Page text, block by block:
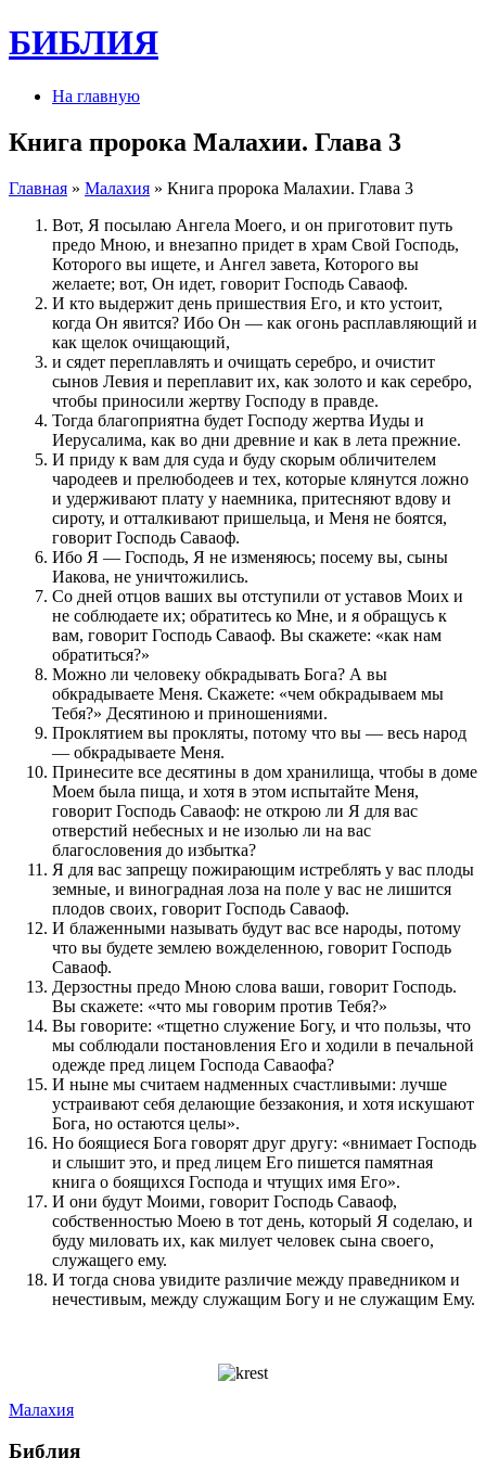
БИБЛИЯ
На главную
Книга пророка Малахии. Глава 3
Главная » Малахия » Книга пророка Малахии. Глава 3
Вот, Я посылаю Ангела Моего, и он приготовит путь
предо Мною, и внезапно придет в храм Свой Господь,
Которого вы ищете, и Ангел завета, Которого вы
желаете; вот, Он идет, говорит Господь Саваоф.
И кто выдержит день пришествия Его, и кто устоит,
когда Он явится? Ибо Он — как огонь расплавляющий и
как щелок очищающий,
и сядет переплавлять и очищать серебро, и очистит
сынов Левия и переплавит их, как золото и как серебро,
чтобы приносили жертву Господу в правде.
Тогда благоприятна будет Господу жертва Иуды и
Иерусалима, как во дни древние и как в лета прежние.
И приду к вам для суда и буду скорым обличителем
чародеев и прелюбодеев и тех, которые клянутся ложно
и удерживают плату у наемника, притесняют вдову и
сироту, и отталкивают пришельца, и Меня не боятся,
говорит Господь Саваоф.
Ибо Я — Господь, Я не изменяюсь; посему вы, сыны
Иакова, не уничтожились.
Со дней отцов ваших вы отступили от уставов Моих и
не соблюдаете их; обратитесь ко Мне, и я обращусь к
вам, говорит Господь Саваоф. Вы скажете: «как нам
обратиться?»
Можно ли человеку обкрадывать Бога? А вы
обкрадываете Меня. Скажете: «чем обкрадываем мы
Тебя?» Десятиною и приношениями.
Проклятием вы прокляты, потому что вы — весь народ
— обкрадываете Меня.
Принесите все десятины в дом хранилища, чтобы в доме
Моем была пища, и хотя в этом испытайте Меня,
говорит Господь Саваоф: не открою ли Я для вас
отверстий небесных и не изолью ли на вас
благословения до избытка?
Я для вас запрещу пожирающим истреблять у вас плоды
земные, и виноградная лоза на поле у вас не лишится
плодов своих, говорит Господь Саваоф.
И блаженными называть будут вас все народы, потому
что вы будете землею вожделенною, говорит Господь
Саваоф.
Дерзостны предо Мною слова ваши, говорит Господь.
Вы скажете: «что мы говорим против Тебя?»
Вы говорите: «тщетно служение Богу, и что пользы, что
мы соблюдали постановления Его и ходили в печальной
одежде пред лицем Господа Саваофа?
И ныне мы считаем надменных счастливыми: лучше
устраивают себя делающие беззакония, и хотя искушают
Бога, но остаются целы».
Но боящиеся Бога говорят друг другу: «внимает Господь
и слышит это, и пред лицем Его пишется памятная
книга о боящихся Господа и чтущих имя Его».
И они будут Моими, говорит Господь Саваоф,
собственностью Моею в тот день, который Я соделаю, и
буду миловать их, как милует человек сына своего,
служащего ему.
И тогда снова увидите различие между праведником и
нечестивым, между служащим Богу и не служащим Ему.
Малахия
Библия